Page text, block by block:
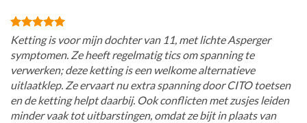
Ketting is voor mijn dochter van 11, met lichte Asperger
symptomen. Ze heeft regelmatig tics om spanning te
verwerken; deze ketting is een welkome alternatieve
uitlaatklep. Ze ervaart nu extra spanning door CITO toetsen
en de ketting helpt daarbij. Ook conflicten met zusjes leiden
minder vaak tot uitbarstingen, omdat ze bijt in plaats van